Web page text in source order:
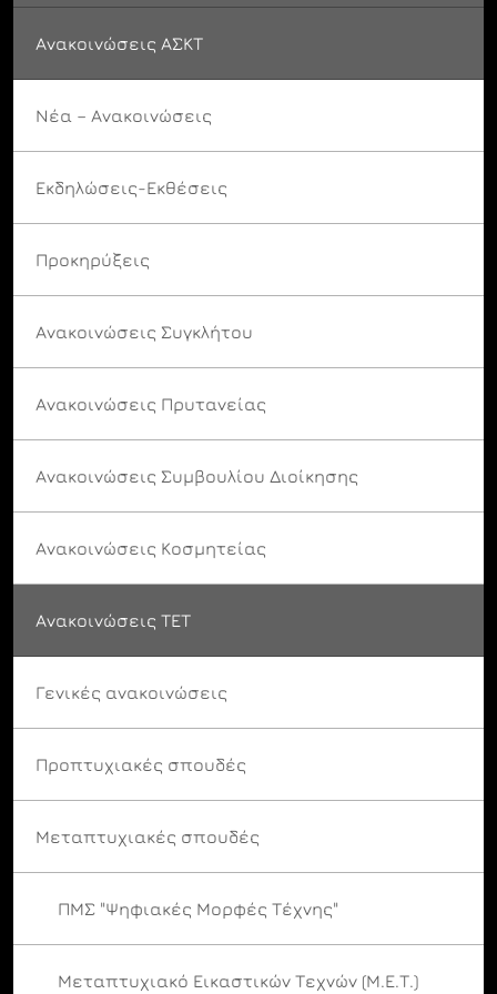
Ανακοινώσεις ΑΣΚΤ
Νέα – Ανακοινώσεις
Εκδηλώσεις-Εκθέσεις
Προκηρύξεις
Ανακοινώσεις Συγκλήτου
Ανακοινώσεις Πρυτανείας
Ανακοινώσεις Συμβουλίου Διοίκησης
Ανακοινώσεις Κοσμητείας
Ανακοινώσεις ΤΕΤ
Γενικές ανακοινώσεις
Προπτυχιακές σπουδές
Μεταπτυχιακές σπουδές
ΠΜΣ "Ψηφιακές Μορφές Τέχνης"
Μεταπτυχιακό Εικαστικών Τεχνών (Μ.Ε.Τ.)